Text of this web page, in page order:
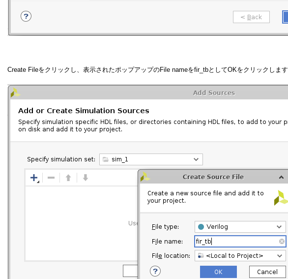
Create Fileをクリックし、表示されたポップアップのFile nameをfir_tbとしてOKをクリックします